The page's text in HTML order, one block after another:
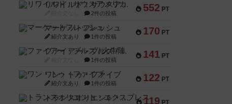
552 PT
リワイルド：サウスアメリカ
2件の投稿
170 PT
マーケットフレッシュ
紹介文あり 1件の投稿
141 PT
ファイアー・ブルズ / 火牛陣
1件の投稿
122 PT
ワン・トゥ・ファイブ
紹介文あり 1件の投稿
119 PT
トランスオリエント・エクスプレス